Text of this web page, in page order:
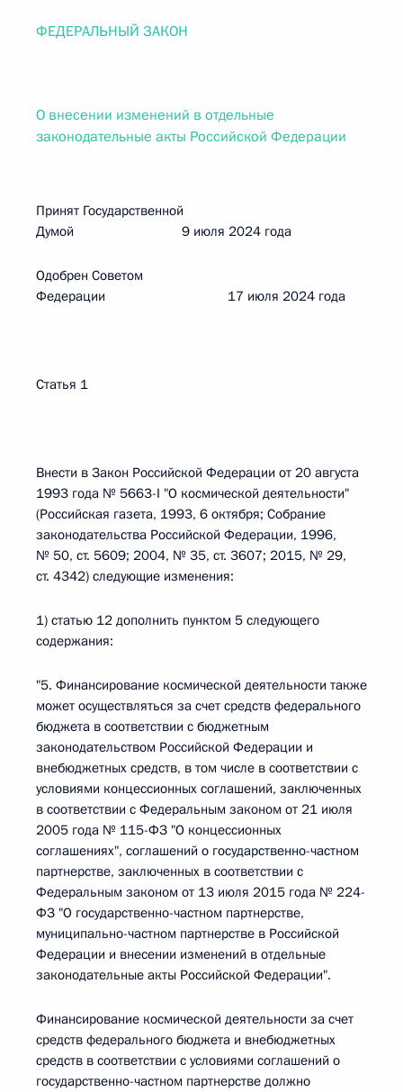
ФЕДЕРАЛЬНЫЙ ЗАКОН
О внесении изменений в отдельные
законодательные акты Российской Федерации
Принят Государственной
Думой 9 июля 2024 года
Одобрен Советом
Федерации 17 июля 2024 года
Статья 1
Внести в Закон Российской Федерации от 20 августа
1993 года № 5663-I "О космической деятельности"
(Российская газета, 1993, 6 октября; Собрание
законодательства Российской Федерации, 1996,
№ 50, ст. 5609; 2004, № 35, ст. 3607; 2015, № 29,
ст. 4342) следующие изменения:
1) статью 12 дополнить пунктом 5 следующего
содержания:
"5. Финансирование космической деятельности также
может осуществляться за счет средств федерального
бюджета в соответствии с бюджетным
законодательством Российской Федерации и
внебюджетных средств, в том числе в соответствии с
условиями концессионных соглашений, заключенных
в соответствии с Федеральным законом от 21 июля
2005 года № 115-ФЗ "О концессионных
соглашениях", соглашений о государственно-частном
партнерстве, заключенных в соответствии с
Федеральным законом от 13 июля 2015 года № 224-
ФЗ "О государственно-частном партнерстве,
муниципально-частном партнерстве в Российской
Федерации и внесении изменений в отдельные
законодательные акты Российской Федерации".
Финансирование космической деятельности за счет
средств федерального бюджета и внебюджетных
средств в соответствии с условиями соглашений о
государственно-частном партнерстве должно